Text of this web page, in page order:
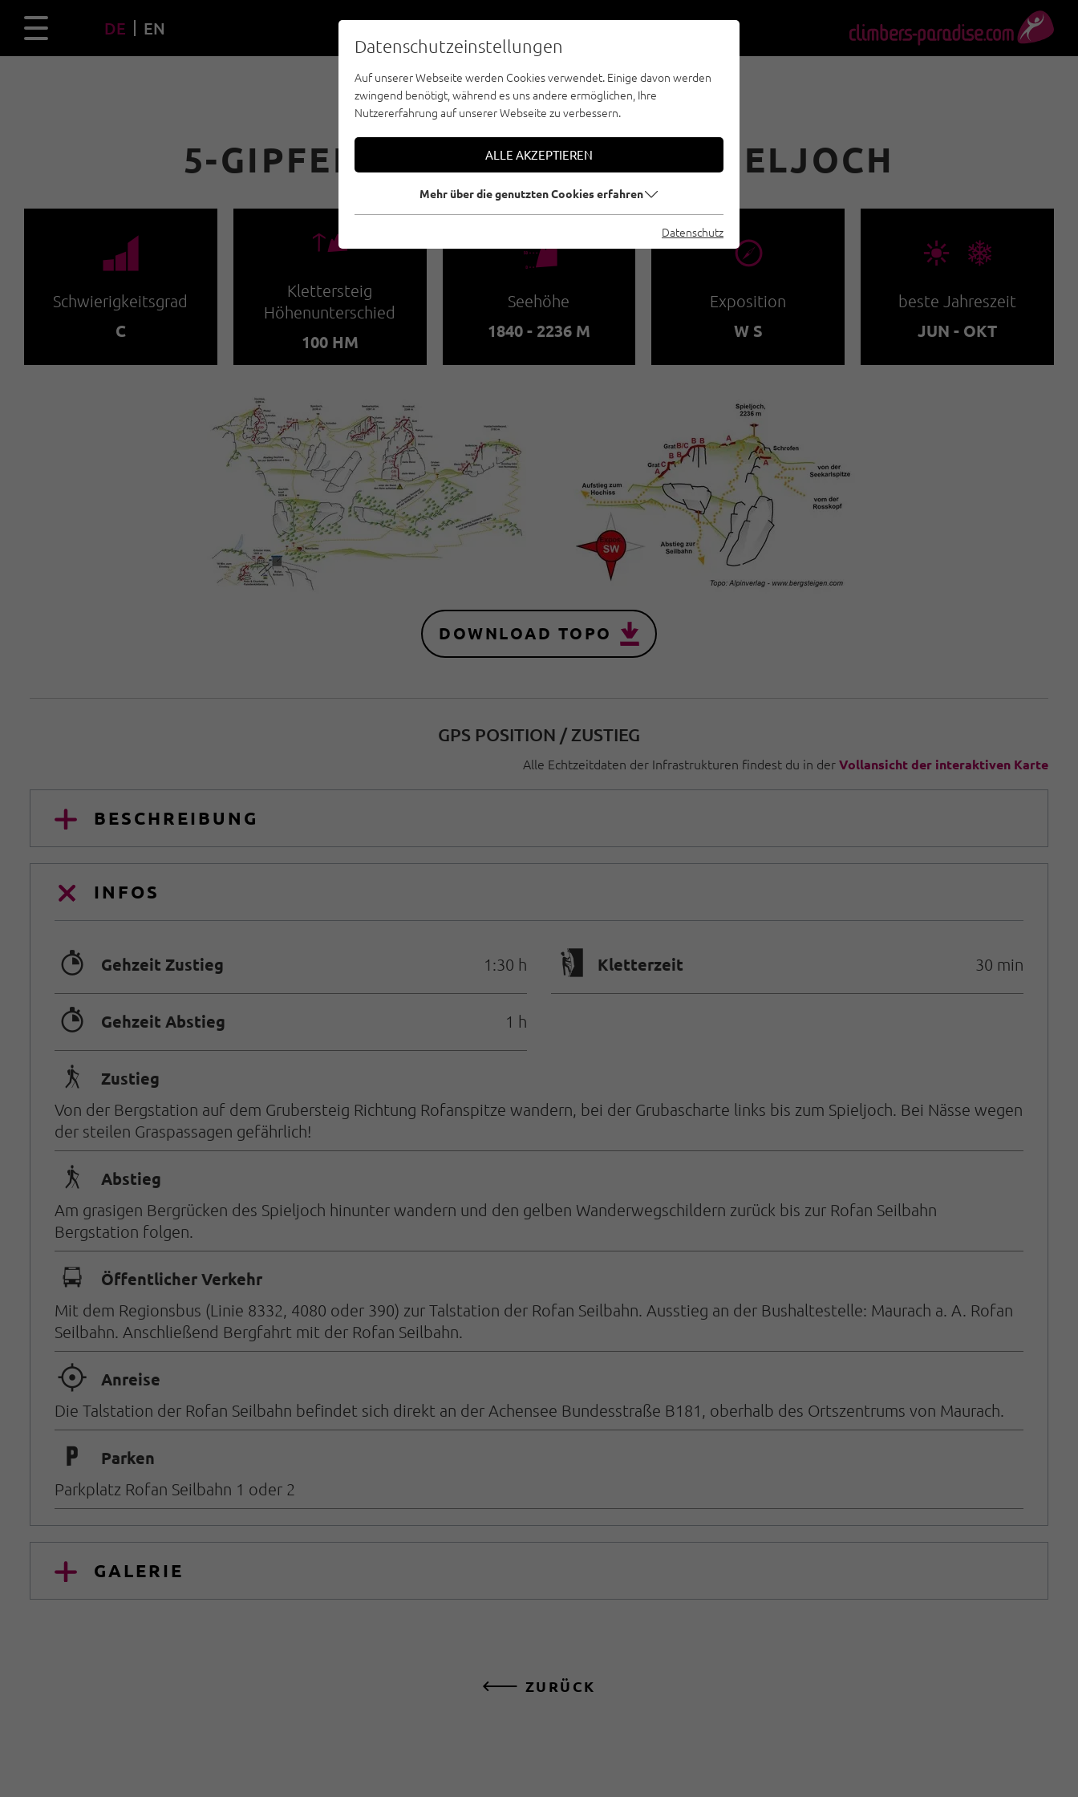
DE EN
5-GIPFEL-KLETTERSTEIG - SPIELJOCH
🞽
Schwierigkeitsgrad
C
🜏
Klettersteig
Höhenunterschied
100 HM
🞱
Seehöhe
1840 - 2236 M
🞂
Exposition
W S
🞀🖈
beste Jahreszeit
JUN - OKT
DOWNLOAD TOPO
GPS POSITION / ZUSTIEG
Alle Echtzeitdaten der Infrastrukturen findest du in derVollansicht der interaktiven Karte
BESCHREIBUNG
INFOS
🐲 Gehzeit Zustieg 1:30 h 🄱 Kletterzeit 30 min
🐲 Gehzeit Abstieg 1 h
🛬 Zustieg
Von der Bergstation auf dem Grubersteig Richtung Rofanspitze wandern, bei der Grubascharte links bis zum Spieljoch. Bei Nässe wegen
der steilen Graspassagen gefährlich!
🛬 Abstieg
Am grasigen Bergrücken des Spieljoch hinunter wandern und den gelben Wanderwegschildern zurück bis zur Rofan Seilbahn
Bergstation folgen.
🕞 Öffentlicher Verkehr
Mit dem Regionsbus (Linie 8332, 4080 oder 390) zur Talstation der Rofan Seilbahn. Ausstieg an der Bushaltestelle: Maurach a. A. Rofan
Seilbahn. Anschließend Bergfahrt mit der Rofan Seilbahn.
🞞 Anreise
Die Talstation der Rofan Seilbahn befindet sich direkt an der Achensee Bundesstraße B181, oberhalb des Ortszentrums von Maurach.
🐈 Parken
Parkplatz Rofan Seilbahn 1 oder 2
GALERIE
ZURÜCK
Datenschutzeinstellungen
Auf unserer Webseite werden Cookies verwendet. Einige davon werden
zwingend benötigt, während es uns andere ermöglichen, Ihre
Nutzererfahrung auf unserer Webseite zu verbessern.
ALLE AKZEPTIEREN
Mehr über die genutzten Cookies erfahren
Datenschutz